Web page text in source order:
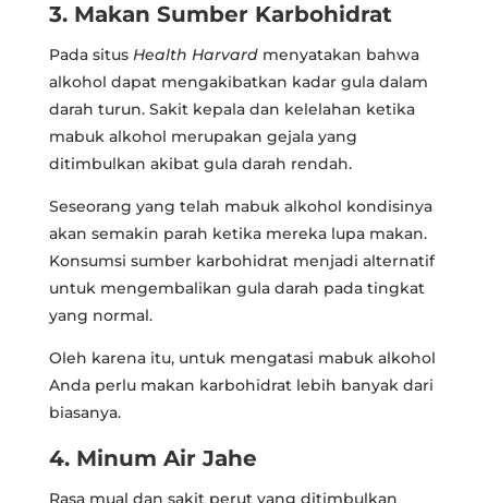
3. Makan Sumber Karbohidrat
Pada situs Health Harvardmenyatakan bahwa
alkohol dapat mengakibatkan kadar gula dalam
darah turun. Sakit kepala dan kelelahan ketika
mabuk alkohol merupakan gejala yang
ditimbulkan akibat gula darah rendah.
Seseorang yang telah mabuk alkohol kondisinya
akan semakin parah ketika mereka lupa makan.
Konsumsi sumber karbohidrat menjadi alternatif
untuk mengembalikan gula darah pada tingkat
yang normal.
Oleh karena itu, untuk mengatasi mabuk alkohol
Anda perlu makan karbohidrat lebih banyak dari
biasanya.
4. Minum Air Jahe